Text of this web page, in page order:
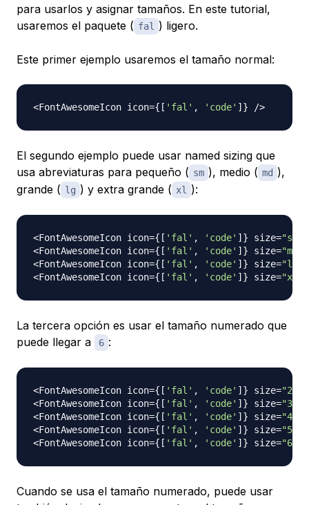
para usarlos y asignar tamaños. En este tutorial,
usaremos el paquete ( fal ) ligero.
Este primer ejemplo usaremos el tamaño normal:
<FontAwesomeIcon icon={ [ 'fal' , 'code' ] } />
El segundo ejemplo puede usar named sizing que
usa abreviaturas para pequeño ( sm ), medio ( md ),
grande ( lg ) y extra grande ( xl ):
<FontAwesomeIcon icon={ [ 'fal' , 'code' ] } size="sm"
<FontAwesomeIcon icon={ [ 'fal' , 'code' ] } size="md"
<FontAwesomeIcon icon={ [ 'fal' , 'code' ] } size="lg"
<FontAwesomeIcon icon={ [ 'fal' , 'code' ] } size="xl"
La tercera opción es usar el tamaño numerado que
puede llegar a
6 :
<FontAwesomeIcon icon={ [ 'fal' , 'code' ] } size="2x"
<FontAwesomeIcon icon={ [ 'fal' , 'code' ] } size="3x"
<FontAwesomeIcon icon={ [ 'fal' , 'code' ] } size="4x"
<FontAwesomeIcon icon={ [ 'fal' , 'code' ] } size="5x"
<FontAwesomeIcon icon={ [ 'fal' , 'code' ] } size="6x"
Cuando se usa el tamaño numerado, puede usar